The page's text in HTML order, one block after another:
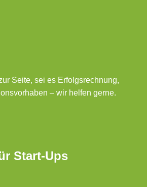
Seite, sei es Erfolgsrechnung,
– wir helfen gerne.
Start-Ups